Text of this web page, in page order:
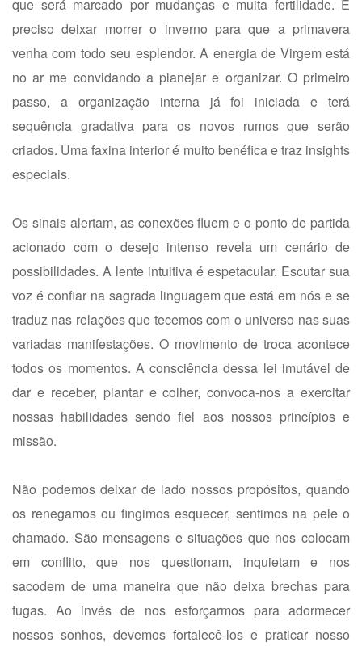
que será marcado por mudanças e muita fertilidade. É
preciso deixar morrer o inverno para que a primavera
venha com todo seu esplendor. A energia de Virgem está
no ar me convidando a planejar e organizar. O primeiro
passo, a organização interna já foi iniciada e terá
sequência gradativa para os novos rumos que serão
criados. Uma faxina interior é muito benéfica e traz insights
especiais.
Os sinais alertam, as conexões fluem e o ponto de partida
acionado com o desejo intenso revela um cenário de
possibilidades. A lente intuitiva é espetacular. Escutar sua
voz é confiar na sagrada linguagem que está em nós e se
traduz nas relações que tecemos com o universo nas suas
variadas manifestações. O movimento de troca acontece
todos os momentos. A consciência dessa lei imutável de
dar e receber, plantar e colher, convoca-nos a exercitar
nossas habilidades sendo fiel aos nossos princípios e
missão.
Não podemos deixar de lado nossos propósitos, quando
os renegamos ou fingimos esquecer, sentimos na pele o
chamado. São mensagens e situações que nos colocam
em conflito, que nos questionam, inquietam e nos
sacodem de uma maneira que não deixa brechas para
fugas. Ao invés de nos esforçarmos para adormecer
nossos sonhos, devemos fortalecê-los e praticar nosso